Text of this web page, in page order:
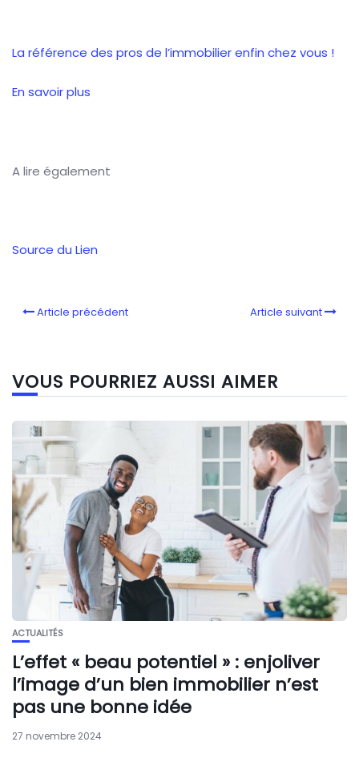
La référence des pros de l’immobilierenfin chez vous !
En savoir plus
A lire également
Source du Lien
Article précédent Article suivant
VOUS POURRIEZ AUSSI AIMER
ACTUALITÉS
L’effet « beau potentiel » : enjoliver
l’image d’un bien immobilier n’est
pas une bonne idée
27 novembre 2024